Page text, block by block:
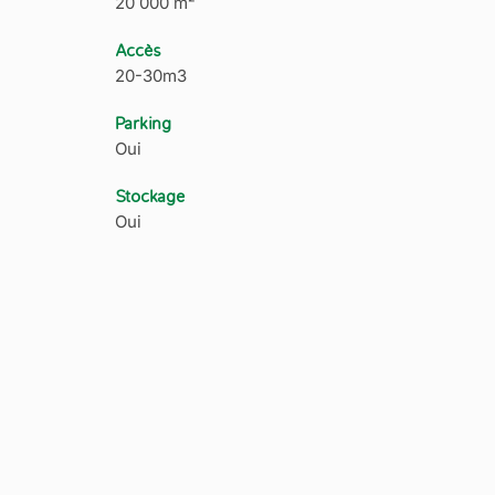
Accès
20-30m3
Parking
Oui
Stockage
Oui